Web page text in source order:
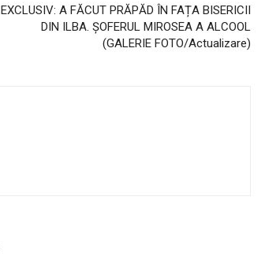
EXCLUSIV: A FĂCUT PRĂPĂD ÎN FAȚA BISERICII
DIN ILBA. ȘOFERUL MIROSEA A ALCOOL
(GALERIE FOTO/Actualizare)